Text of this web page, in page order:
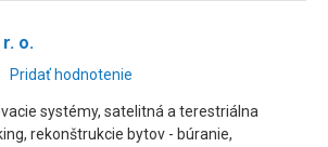
o.
Pridať hodnotenie
systémy, satelitná a terestriálna
rekonštrukcie bytov - búranie,